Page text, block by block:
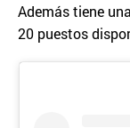
Además tiene
20 puestos